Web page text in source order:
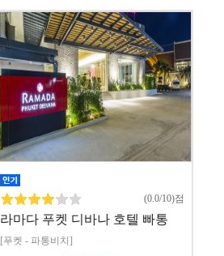
(0.0/10)점
라마다 푸켓 디바나 호텔 빠통
[푸켓 - 파통비치]